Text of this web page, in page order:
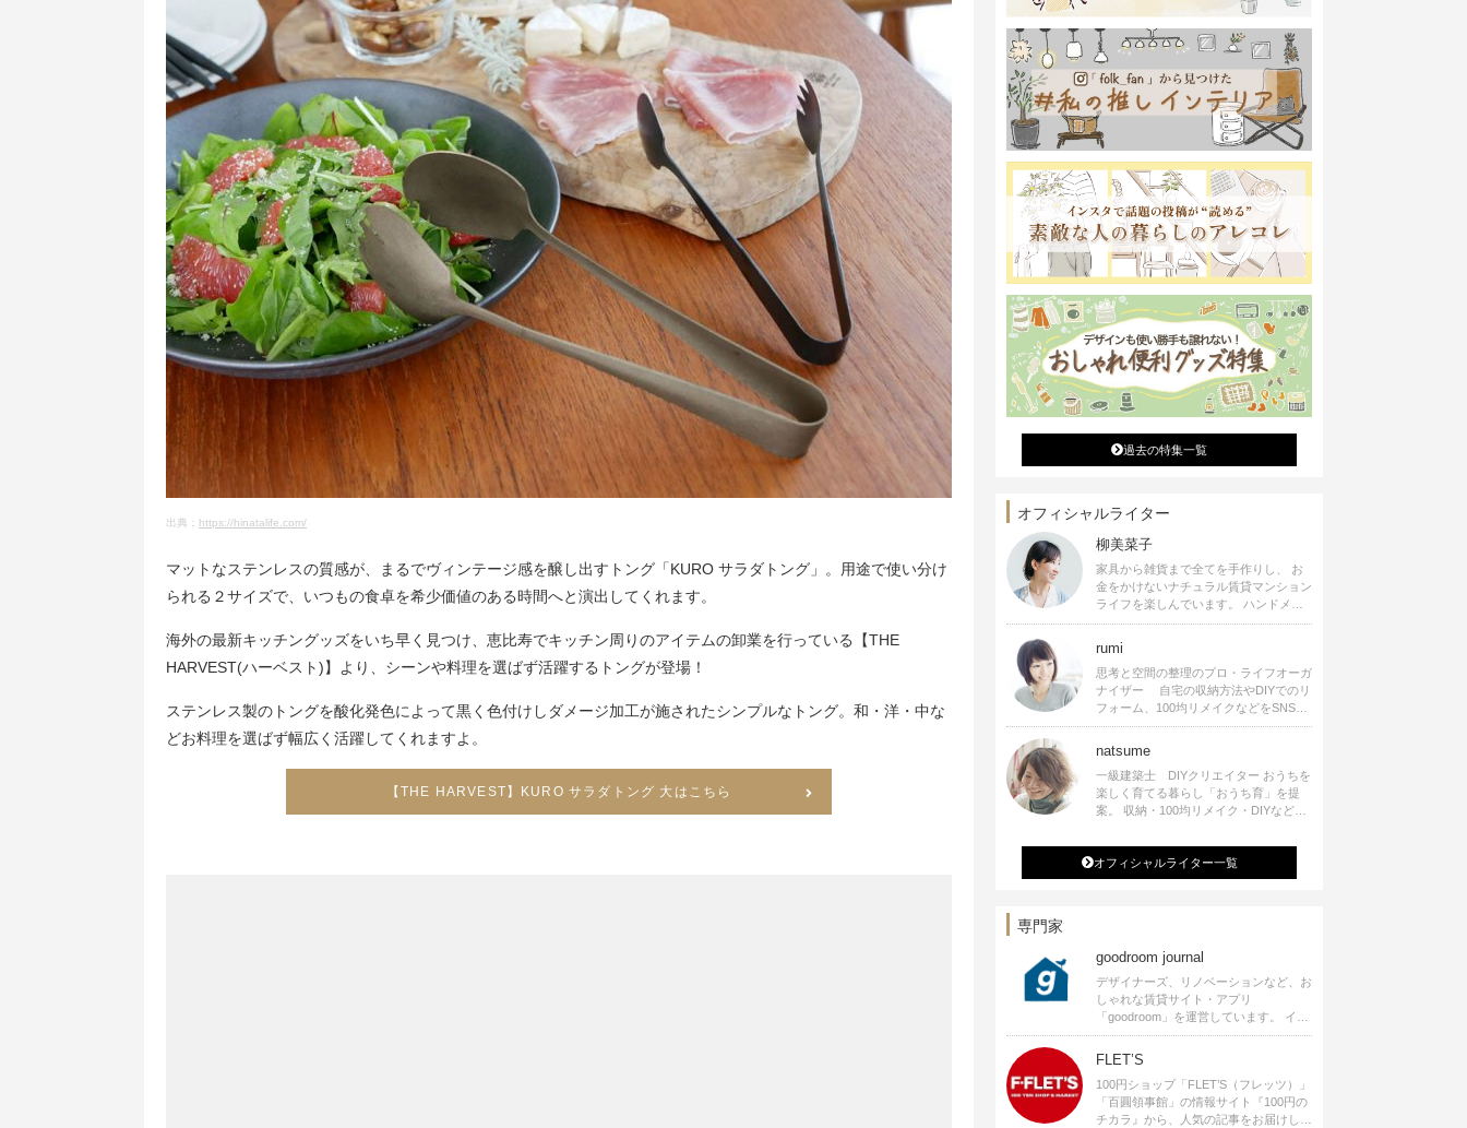
出典： https://hinatalife.com/
マットなステンレスの質感が、まるでヴィンテージ感を醸し出すトング「KURO サラダトング」。用途で使い分け
られる２サイズで、いつもの食卓を希少価値のある時間へと演出してくれます。
海外の最新キッチングッズをいち早く見つけ、恵比寿でキッチン周りのアイテムの卸業を行っている【THE
HARVEST(ハーベスト)】より、シーンや料理を選ばず活躍するトングが登場！
ステンレス製のトングを酸化発色によって黒く色付けしダメージ加工が施されたシンプルなトング。和・洋・中な
どお料理を選ばず幅広く活躍してくれますよ。
【THE HARVEST】KURO サラダトング 大はこちら
過去の特集一覧
オフィシャルライター
柳美菜子
家具から雑貨まで全てを手作りし、 お
金をかけないナチュラル賃貸マンション
ライフを楽しんでいます。 ハンドメイ
ド雑貨やインテリアに関する著書も出
ます。
rumi
思考と空間の整理のプロ・ライフオーガ
ナイザー 自宅の収納方法やDIYでのリ
フォーム、100均リメイクなどをSNSで
公開中。 収納やリメイク、インテリア
シピ提供、店舗プロデュース 2016年９
月に宝島社より【Rumiのおうち時間を
楽しむインテリア】を出版しました。
natsume
一級建築士 DIYクリエイター おうちを
楽しく育てる暮らし「おうち育」を提
案。 収納・100均リメイク・DIYなどお
発信中。 著書 なつめさんちの新しい
のになつかしいアンティークな部屋つく
り 雑誌掲載・TV出演・コラム執筆・
オフィシャルライター一覧
専門家
goodroom journal
デザイナーズ、リノベーションなど、お
しゃれな賃貸サイト・アプリ
「goodroom」を運営しています。 イン
テリアや、ひとり暮らし、ふたり暮らし
のアイディアなど、賃貸でも自分らしい
暮らしを楽しむためのヒントをお届けし
ます。
FLET’S
100円ショップ「FLET’S（フレッツ）」
「百圓領事館」の情報サイト『100円の
チカラ』から、人気の記事をお届けしま